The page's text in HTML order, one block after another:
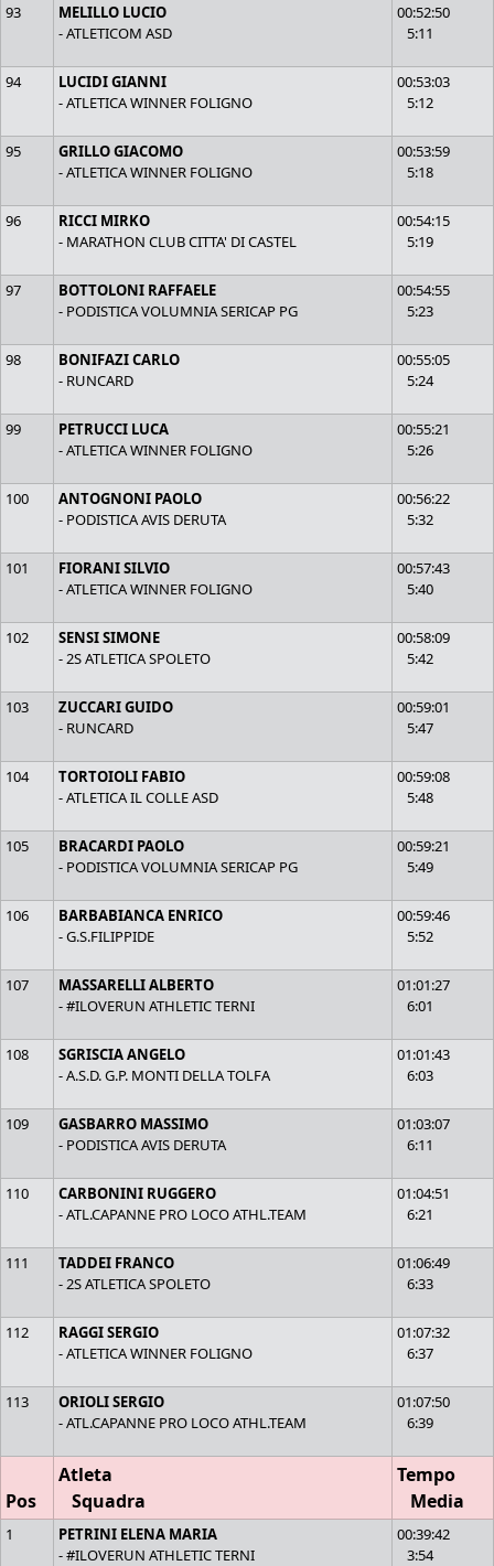
93
MELILLO LUCIO
- ATLETICOM ASD
00:52:50
5:11
94
LUCIDI GIANNI
- ATLETICA WINNER FOLIGNO
00:53:03
5:12
95
GRILLO GIACOMO
- ATLETICA WINNER FOLIGNO
00:53:59
5:18
96
RICCI MIRKO
- MARATHON CLUB CITTA' DI CASTEL
00:54:15
5:19
97
BOTTOLONI RAFFAELE
- PODISTICA VOLUMNIA SERICAP PG
00:54:55
5:23
98
BONIFAZI CARLO
- RUNCARD
00:55:05
5:24
99
PETRUCCI LUCA
- ATLETICA WINNER FOLIGNO
00:55:21
5:26
100
ANTOGNONI PAOLO
- PODISTICA AVIS DERUTA
00:56:22
5:32
101
FIORANI SILVIO
- ATLETICA WINNER FOLIGNO
00:57:43
5:40
102
SENSI SIMONE
- 2S ATLETICA SPOLETO
00:58:09
5:42
103
ZUCCARI GUIDO
- RUNCARD
00:59:01
5:47
104
TORTOIOLI FABIO
- ATLETICA IL COLLE ASD
00:59:08
5:48
105
BRACARDI PAOLO
- PODISTICA VOLUMNIA SERICAP PG
00:59:21
5:49
106
BARBABIANCA ENRICO
- G.S.FILIPPIDE
00:59:46
5:52
107
MASSARELLI ALBERTO
- #ILOVERUN ATHLETIC TERNI
01:01:27
6:01
108
SGRISCIA ANGELO
- A.S.D. G.P. MONTI DELLA TOLFA
01:01:43
6:03
109
GASBARRO MASSIMO
- PODISTICA AVIS DERUTA
01:03:07
6:11
110
CARBONINI RUGGERO
- ATL.CAPANNE PRO LOCO ATHL.TEAM
01:04:51
6:21
111
TADDEI FRANCO
- 2S ATLETICA SPOLETO
01:06:49
6:33
112
RAGGI SERGIO
- ATLETICA WINNER FOLIGNO
01:07:32
6:37
113
ORIOLI SERGIO
- ATL.CAPANNE PRO LOCO ATHL.TEAM
01:07:50
6:39
Pos
Atleta
Squadra
Tempo
Media
1
PETRINI ELENA MARIA
- #ILOVERUN ATHLETIC TERNI
00:39:42
3:54